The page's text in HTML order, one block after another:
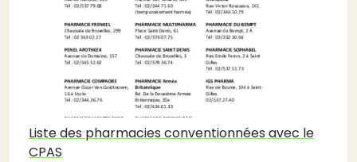
Liste des pharmacies conventionnées avec le
CPAS